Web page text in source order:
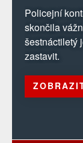
Policejní
skončila
šestnáctiletý
zastavit.